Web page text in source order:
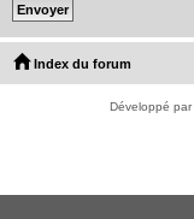
Index du forum
Développé par